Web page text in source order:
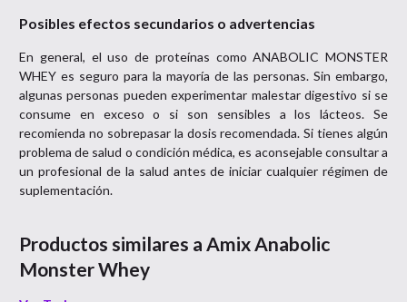
Posibles efectos secundarios o advertencias
En general, el uso de proteínas como ANABOLIC MONSTER
WHEY es seguro para la mayoría de las personas. Sin embargo,
algunas personas pueden experimentar malestar digestivo si se
consume en exceso o si son sensibles a los lácteos. Se
recomienda no sobrepasar la dosis recomendada. Si tienes algún
problema de salud o condición médica, es aconsejable consultar a
un profesional de la salud antes de iniciar cualquier régimen de
suplementación.
Productos similares a Amix Anabolic
Monster Whey